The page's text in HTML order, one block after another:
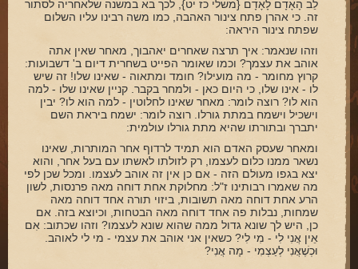
לֵב הָאָדָם לָאָדָם {משלי כז יט}, לכך בא במשנה שלאחריה לסתור
זה. כי אהרן פתח צינור האהבה, כמו משה רבינו עליו השלום
שפתח צינור היראה:
וזהו שנאמר: איך תרצה שאחרים יאהבוך, מאחר שאין אתה
אוהב את עצמך? וכמו שאומר הפייט בשחרית דיום ב' דשבועות:
קרוץ מחומר - מה מועילו? חומד ומתאוה - שאינו שלו! זה שיש
לו - אינו שלו, כי היום כאן - ולמחר בקבר. קניין שאינו שלו - למה
הוא לו? רוצה לומר: מאחר שאינו לחלוטין - למה הוא לו? יבין
וישכיל וישמח במתת גורלו. רוצה לומר: ישמח ביראת השם
יתברך ובתורתו שהיא מתת גורלו עולמית:
ומאחר שעסק האדם הוא תמיד לרדוף אחר המותרות, שאינו
נשאר ממנו כלום לעצמו, רק לזולתו לאשתו עם בעל אחר, והוא
יצא בגפו מעולם הזה - אם כן אין זה אוהב לעצמו. ומכל שכן לפי
מה שאמרו רבותינו ז"ל: מחלוקת אחת דוחה מאה פרנסות, לשון
הרע אחת דוחה מאה תשובות, ביזוי תורה אחד דוחה מאה
שמחות, נבלות פה אחד דוחה מאה הבטחות, וכיוצא בזה. אם
כן, היש לך שונא גדול ממה שהוא שונא לעצמו? וזהו שכתוב: אִם
אֵין אֲנִי לִי - מִי לִי? כשאין אני אוהב את עצמי - מי לי לאוהב.
וּכְשֶׁאֲנִי לְעַצְמִי - מָה אֲנִי?